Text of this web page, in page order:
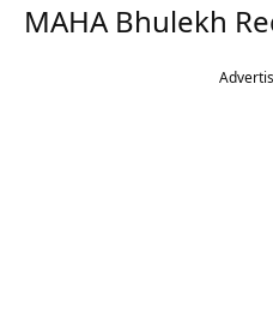
MAHA Bhulekh